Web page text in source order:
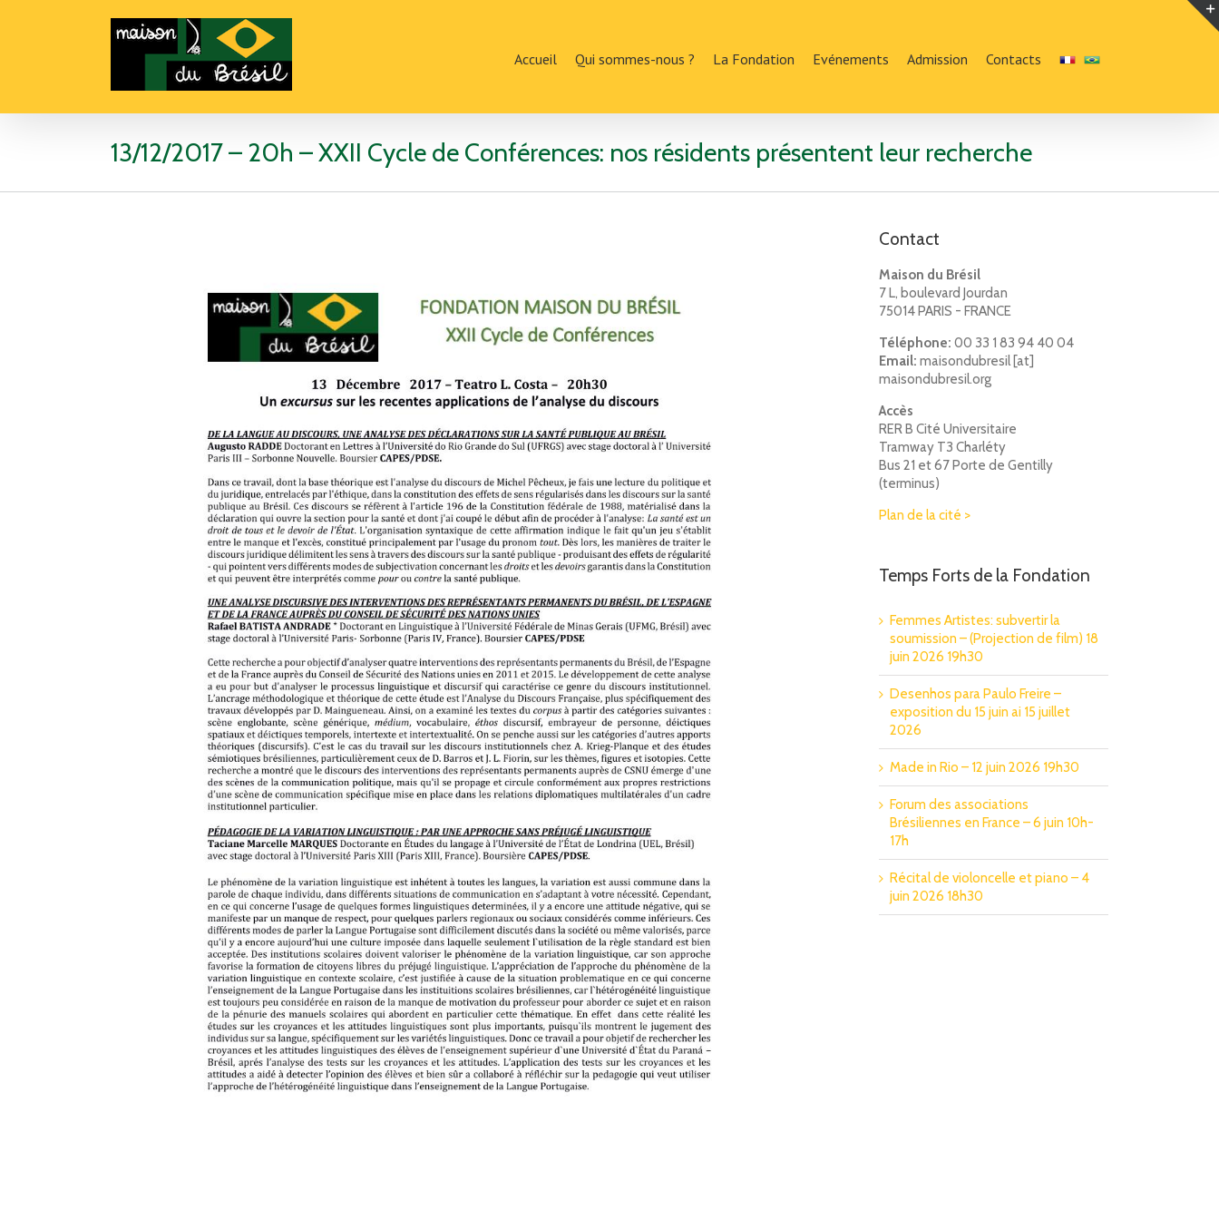
Accueil Qui sommes-nous ? La Fondation Evénements Admission Contacts
13/12/2017 – 20h – XXII Cycle de Conférences: nos résidents présentent leur recherche
Contact
Maison du Brésil
7 L, boulevard Jourdan
75014 PARIS - FRANCE
Téléphone: 00 33 1 83 94 40 04
Email: maisondubresil [at]
maisondubresil.org
Accès
RER B Cité Universitaire
Tramway T3 Charléty
Bus 21 et 67 Porte de Gentilly
(terminus)
Plan de la cité >
Temps Forts de la Fondation
Femmes Artistes: subvertir la
soumission – (Projection de film) 18
juin 2026 19h30
Desenhos para Paulo Freire –
exposition du 15 juin ai 15 juillet
2026
Made in Rio – 12 juin 2026 19h30
Forum des associations
Brésiliennes en France – 6 juin 10h-
17h
Récital de violoncelle et piano – 4
juin 2026 18h30